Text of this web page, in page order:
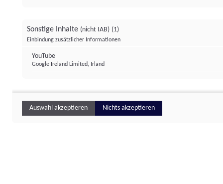
Sonstige Inhalte (nicht IAB) (1)
Einbindung zusätzlicher Informationen
YouTube
Google Ireland Limited, Irland
Auswahl akzeptieren Nichts akzeptieren